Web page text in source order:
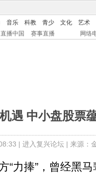
音乐 科教 青少 文化
艺术
直播中国 赛事直播 网络
遇 中小盘股票
| 进入复兴论坛| 来源：
捧”，曾经黑马